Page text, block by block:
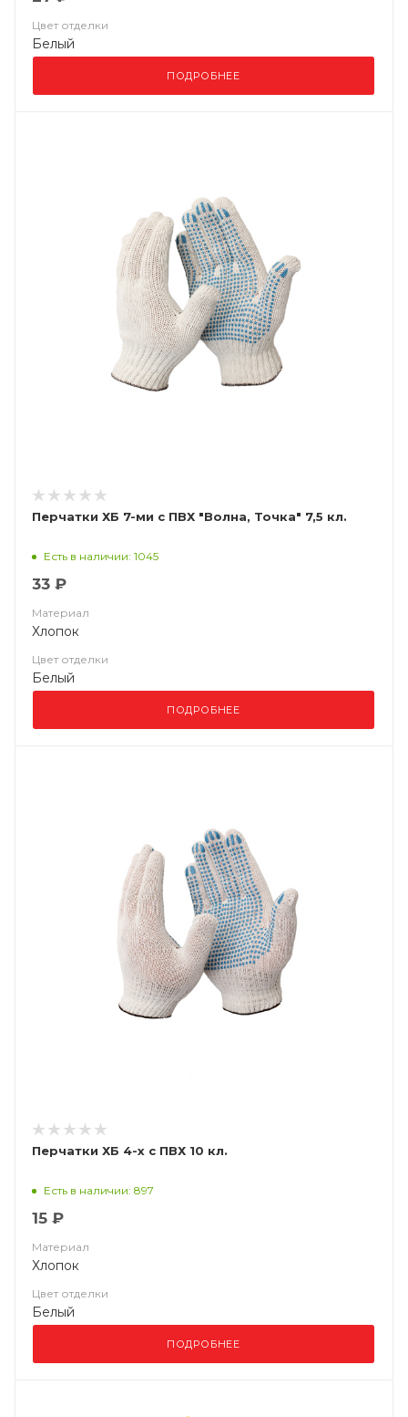
Цвет отделки
Белый
ПОДРОБНЕЕ
Перчатки ХБ 7-ми с ПВХ "Волна, Точка" 7,5 кл.
Есть в наличии: 1045
33 ₽
Материал
Хлопок
Цвет отделки
Белый
ПОДРОБНЕЕ
Перчатки ХБ 4-х с ПВХ 10 кл.
Есть в наличии: 897
15 ₽
Материал
Хлопок
Цвет отделки
Белый
ПОДРОБНЕЕ